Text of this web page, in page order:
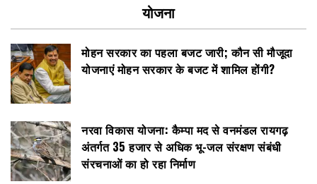
योजना
मोहन सरकार का पहला बजट जारी; कौन सी मौजूदा
योजनाएं मोहन सरकार के बजट में शामिल होंगी?
नरवा विकास योजना: कैम्पा मद से वनमंडल रायगढ़
अंतर्गत 35 हजार से अधिक भू-जल संरक्षण संबंधी
संरचनाओं का हो रहा निर्माण